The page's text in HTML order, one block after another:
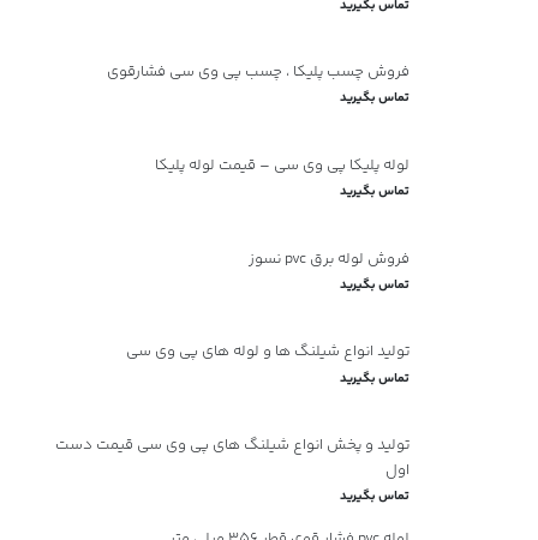
تماس بگیرید
فروش چسب پلیکا ، چسب پی وی سی فشارقوی
تماس بگیرید
لوله پلیکا پی وی سی – قیمت لوله پلیکا
تماس بگیرید
فروش لوله برق pvc نسوز
تماس بگیرید
تولید انواع شیلنگ ها و لوله های پی وی سی
تماس بگیرید
تولید و پخش انواع شیلنگ های پی وی سی قیمت دست
اول
تماس بگیرید